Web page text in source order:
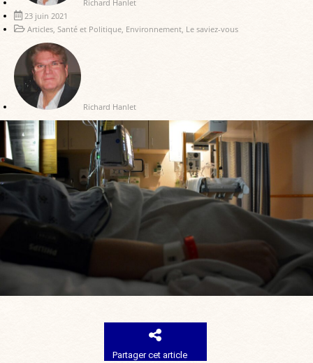
Richard Hanlet
23 juin 2021
Articles Santé et Politique Environnement Le saviez-vous
Richard Hanlet
Partager cet article